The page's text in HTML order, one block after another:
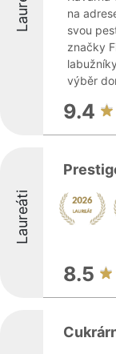
na
svou
značky
výběr
9.4
Laureáti
8.5